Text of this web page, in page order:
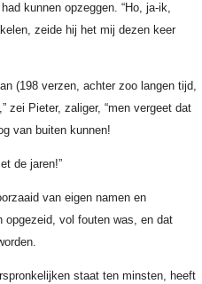
kunnen opzeggen. “Ho, ja-ik,
zeide hij het mij dezen keer
(198 verzen, achter zoo langen tijd,
zei Pieter, zaliger, “men vergeet dat
van buiten kunnen!
de jaren!”
van eigen namen en
opgezeid, vol fouten was, en dat
staat ten minsten, heeft